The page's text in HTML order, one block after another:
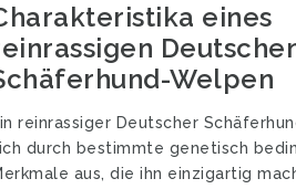
eines
Welpen
reinrassiger Deutscher
durch bestimmte genetisch
aus, die ihn einzigartig